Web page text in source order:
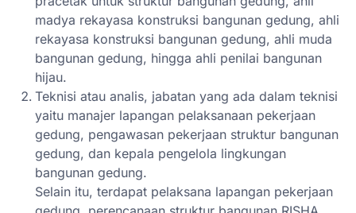
madya rekayasa konstruksi bangunan gedung, ahli
rekayasa konstruksi bangunan gedung, ahli muda
bangunan gedung, hingga ahli penilai bangunan
hijau.
Teknisi atau analis, jabatan yang ada dalam teknisi
yaitu manajer lapangan pelaksanaan pekerjaan
gedung, pengawasan pekerjaan struktur bangunan
gedung, dan kepala pengelola lingkungan
bangunan gedung.
Selain itu, terdapat pelaksana lapangan pekerjaan